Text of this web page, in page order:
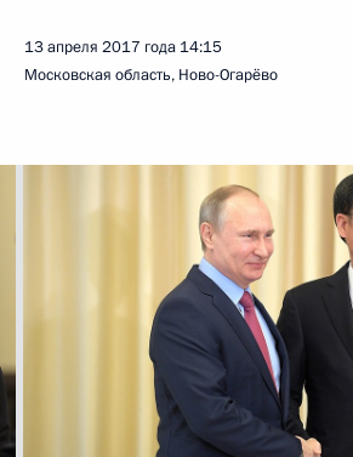
13 апреля 2017 года 14:15
Московская область, Ново-Огарёво